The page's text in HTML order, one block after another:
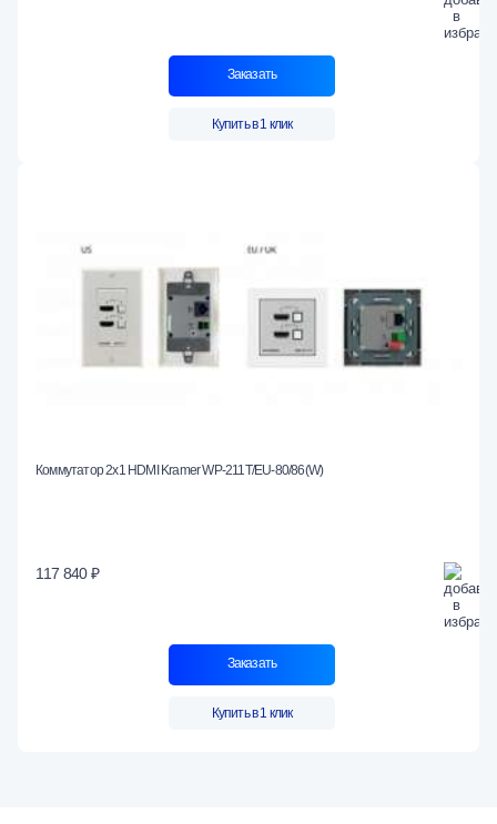
Заказать
Купить в 1 клик
Коммутатор 2х1 HDMI Kramer WP-211T/EU-80/86(W)
117 840 ₽
Заказать
Купить в 1 клик